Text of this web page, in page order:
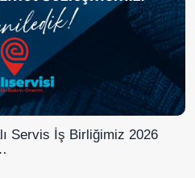
Servis İş Birliğimiz 2026